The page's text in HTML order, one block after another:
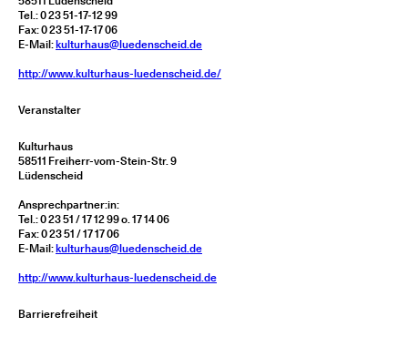
Tel.: 0 23 51-17-12 99
Fax: 0 23 51-17-17 06
E-Mail:kulturhaus@luedenscheid.de
http://www.kulturhaus-luedenscheid.de/
Veranstalter
Kulturhaus
58511 Freiherr-vom-Stein-Str. 9
Lüdenscheid
Ansprechpartner:in:
Tel.: 0 23 51 / 17 12 99 o. 17 14 06
Fax: 0 23 51 / 17 17 06
E-Mail:kulturhaus@luedenscheid.de
http://www.kulturhaus-luedenscheid.de
Barrierefreiheit